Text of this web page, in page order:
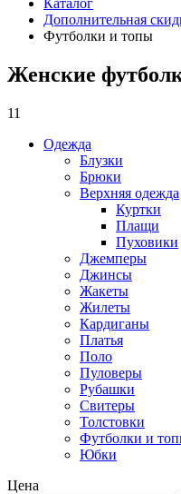
Дополнительная
Футболки и топы
Женские
11
Одежда
Блузки
Брюки
Верхняя одежда
Куртки
Плащи
Пуховики
Джемперы
Джинсы
Жакеты
Жилеты
Кардиганы
Платья
Поло
Пуловеры
Рубашки
Свитеры
Толстовки
Футболки и
Юбки
Цена